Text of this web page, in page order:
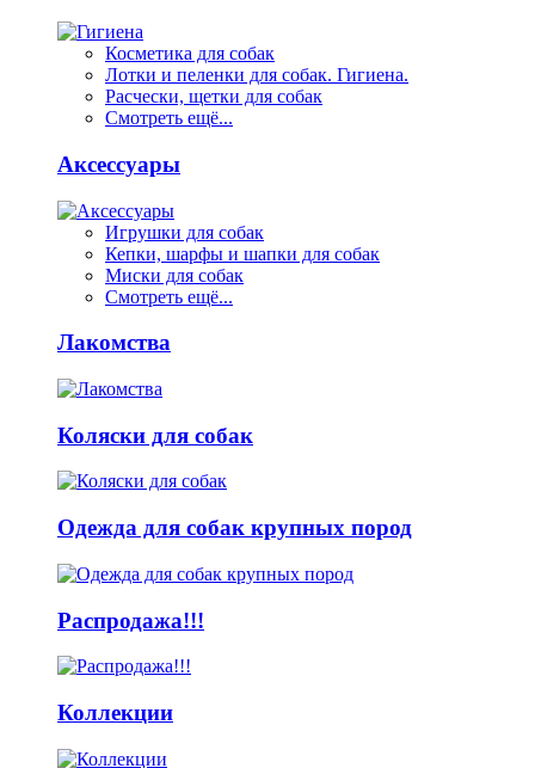
Косметика для собак
Лотки и пеленки для собак. Гигиена.
Расчески, щетки для собак
Смотреть ещё...
Аксессуары
Игрушки для собак
Кепки, шарфы и шапки для собак
Миски для собак
Смотреть ещё...
Лакомства
Коляски для собак
Одежда для собак крупных пород
Распродажа!!!
Коллекции